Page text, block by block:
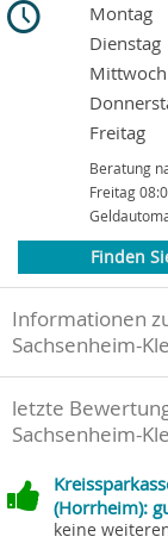
Montag
Dienstag
Mittwoch
Freitag
Beratung
Freitag
Finden
Informationen
Sachsenheim-
letzte
Sachsenheim-
(Horrheim):
keine